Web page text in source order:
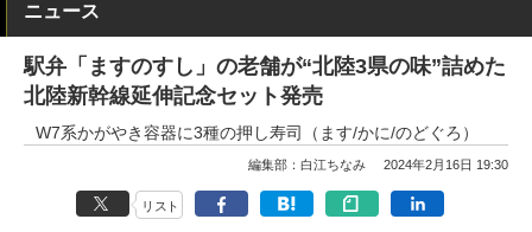
ニュース
駅弁「ますのすし」の老舗が“北陸3県の味”詰めた
北陸新幹線延伸記念セット発売
W7系かがやき容器に3種の押し寿司（ます/かに/のどぐろ）
編集部：白江ちなみ 2024年2月16日 19:30
リスト